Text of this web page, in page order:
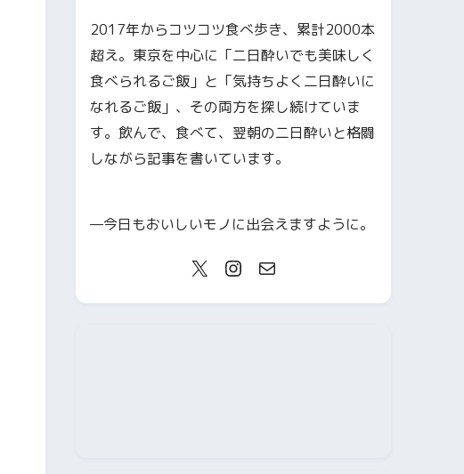
2017年からコツコツ食べ歩き、累計2000本
超え。東京を中心に「二日酔いでも美味しく
食べられるご飯」と「気持ちよく二日酔いに
なれるご飯」、その両方を探し続けていま
す。飲んで、食べて、翌朝の二日酔いと格闘
しながら記事を書いています。
—今日もおいしいモノに出会えますように。